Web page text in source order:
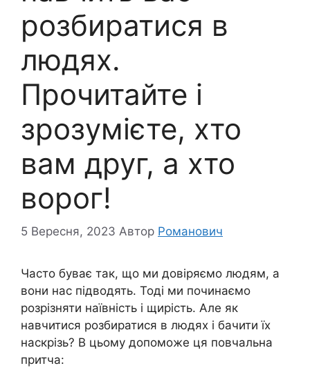
розбиратися в
людях.
Прочитайте і
зрозумієте, хто
вам друг, а хто
ворог!
5 Вересня, 2023 Автор Романович
Часто буває так, що ми довіряємо людям, а
вони нас підводять. Тоді ми починаємо
розрізняти наївність і щирість. Але як
навчитися розбиратися в людях і бачити їх
наскрізь? В цьому допоможе ця повчальна
притча: